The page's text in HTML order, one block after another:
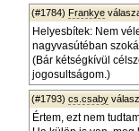
(#1784) Frankye
Helyesbítek: Nem
nagyvasútéban
(Bár kétségkívül
jogosultságom.)
(#1793) cs.csaby
Értem, ezt nem